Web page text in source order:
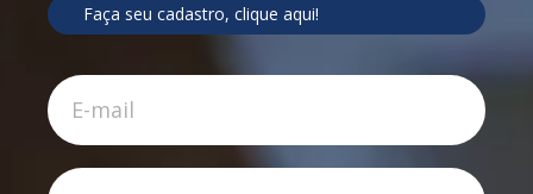
Faça seu cadastro, clique aqui!